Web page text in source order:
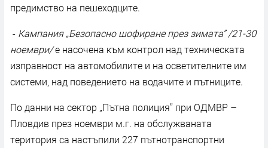
предимство на пешеходците.
- Кампания „Безопасно шофиране през зимата” /21-30
ноември/е насочена към контрол над техническата
изправност на автомобилите и на осветителните им
системи, над поведението на водачите и пътниците.
По данни на сектор „Пътна полиция” при ОДМВР –
Пловдив през ноември м.г. на обслужваната
територия са настъпили 227 пътнотранспортни